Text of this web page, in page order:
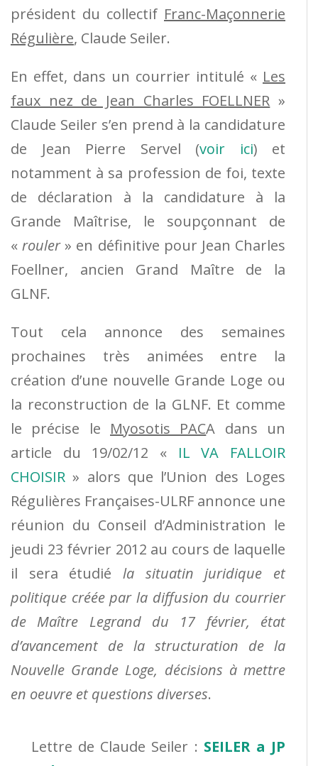
président du collectif Franc-Maçonnerie
Régulière, Claude Seiler.
En effet, dans un courrier intitulé « Les
faux nez de Jean Charles FOELLNER »
Claude Seiler s’en prend à la candidature
de Jean Pierre Servel (voir ici) et
notamment à sa profession de foi, texte
de déclaration à la candidature à la
Grande Maîtrise, le soupçonnant de
«rouler» en définitive pour Jean Charles
Foellner, ancien Grand Maître de la
GLNF.
Tout cela annonce des semaines
prochaines très animées entre la
création d’une nouvelle Grande Loge ou
la reconstruction de la GLNF. Et comme
le précise le Myosotis PACA dans un
article du 19/02/12 « IL VA FALLOIR
CHOISIR » alors que l’Union des Loges
Régulières Françaises-ULRF annonce une
réunion du Conseil d’Administration le
jeudi 23 février 2012 au cours de laquelle
il sera étudié la situatin juridique et
politique créée par la diffusion du courrier
de Maître Legrand du 17 février, état
d’avancement de la structuration de la
Nouvelle Grande Loge, décisions à mettre
en oeuvre et questions diverses.
Lettre de Claude Seiler : SEILER a JP